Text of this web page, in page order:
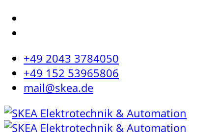
+49 2043 3784050
+49 152 53965806
mail@skea.de